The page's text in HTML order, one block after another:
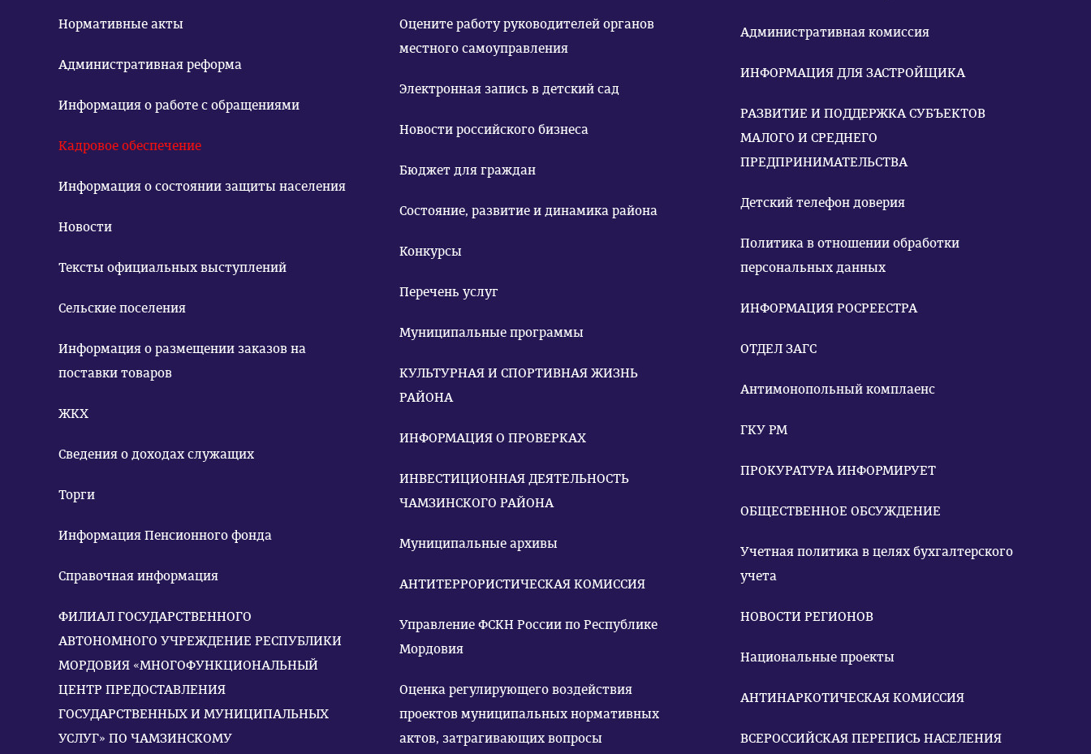
Нормативные акты
Административная реформа
Информация о работе с обращениями
Кадровое обеспечение
Информация о состоянии защиты населения
Новости
Тексты официальных выступлений
Сельские поселения
Информация о размещении заказов на
поставки товаров
ЖКХ
Сведения о доходах служащих
Торги
Информация Пенсионного фонда
Справочная информация
ФИЛИАЛ ГОСУДАРСТВЕННОГО
АВТОНОМНОГО УЧРЕЖДЕНИЕ РЕСПУБЛИКИ
МОРДОВИЯ «МНОГОФУНКЦИОНАЛЬНЫЙ
ЦЕНТР ПРЕДОСТАВЛЕНИЯ
ГОСУДАРСТВЕННЫХ И МУНИЦИПАЛЬНЫХ
УСЛУГ» ПО ЧАМЗИНСКОМУ
Оцените работу руководителей органов
местного самоуправления
Электронная запись в детский сад
Новости российского бизнеса
Бюджет для граждан
Состояние, развитие и динамика района
Конкурсы
Перечень услуг
Муниципальные программы
КУЛЬТУРНАЯ И СПОРТИВНАЯ ЖИЗНЬ
РАЙОНА
ИНФОРМАЦИЯ О ПРОВЕРКАХ
ИНВЕСТИЦИОННАЯ ДЕЯТЕЛЬНОСТЬ
ЧАМЗИНСКОГО РАЙОНА
Муниципальные архивы
АНТИТЕРРОРИСТИЧЕСКАЯ КОМИССИЯ
Управление ФСКН России по Республике
Мордовия
Оценка регулирующего воздействия
проектов муниципальных нормативных
актов, затрагивающих вопросы
Административная комиссия
ИНФОРМАЦИЯ ДЛЯ ЗАСТРОЙЩИКА
РАЗВИТИЕ И ПОДДЕРЖКА СУБЪЕКТОВ
МАЛОГО И СРЕДНЕГО
ПРЕДПРИНИМАТЕЛЬСТВА
Детский телефон доверия
Политика в отношении обработки
персональных данных
ИНФОРМАЦИЯ РОСРЕЕСТРА
ОТДЕЛ ЗАГС
Антимонопольный комплаенс
ГКУ РМ
ПРОКУРАТУРА ИНФОРМИРУЕТ
ОБЩЕСТВЕННОЕ ОБСУЖДЕНИЕ
Учетная политика в целях бухгалтерского
учета
НОВОСТИ РЕГИОНОВ
Национальные проекты
АНТИНАРКОТИЧЕСКАЯ КОМИССИЯ
ВСЕРОССИЙСКАЯ ПЕРЕПИСЬ НАСЕЛЕНИЯ